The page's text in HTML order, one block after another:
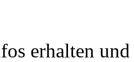
erhalten